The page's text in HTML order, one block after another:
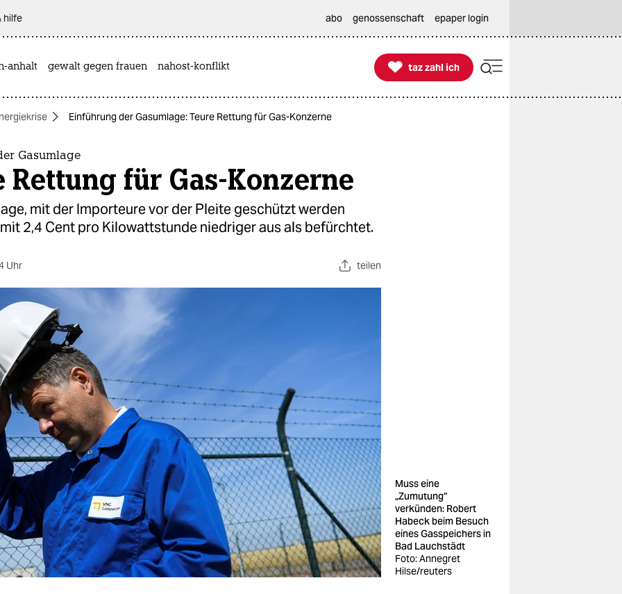
hilfe abo genossenschaft epaper login
anhalt gewalt gegen frauen nahost-konflikt 
taz zahl ich
taz zahl ich
Einführung der Gasumlage: Teure Rettung für Gas-Konzerne
Gasumlage
Rettung für Gas-Konzerne
mit der Importeure vor der Pleite geschützt werden
2,4 Cent pro Kilowattstunde niedriger aus als befürchtet.
Uhr teilen
Muss eine
„Zumutung“
verkünden: Robert
Habeck beim Besuch
eines Gasspeichers in
Bad Lauchstädt
Foto: Annegret
Hilse/reuters